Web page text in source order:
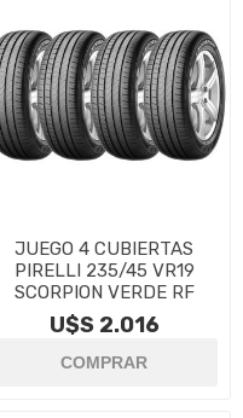
JUEGO 4 CUBIERTAS
PIRELLI 235/45 VR19
SCORPION VERDE RF
U$S 2.016